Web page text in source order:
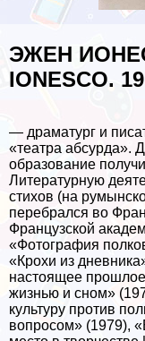
ЭЖЕН
IONESCO.
— драматург и
«театра абсурда».
образование
Литературную
стихов (на
перебрался во
Французской
«Фотография
«Крохи из
настоящее
жизнью и сном»
культуру против
вопросом» (1979),